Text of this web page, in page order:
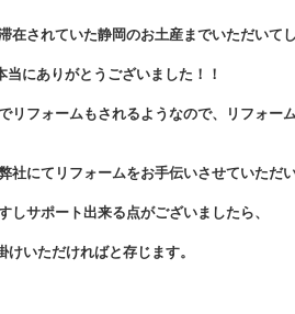
在されていた静岡のお土産までいただいてし
当にありがとうございました！！
リフォームもされるようなので、リフォー
社にてリフォームをお手伝いさせていただ
しサポート出来る点がございましたら、
いただければと存じます。